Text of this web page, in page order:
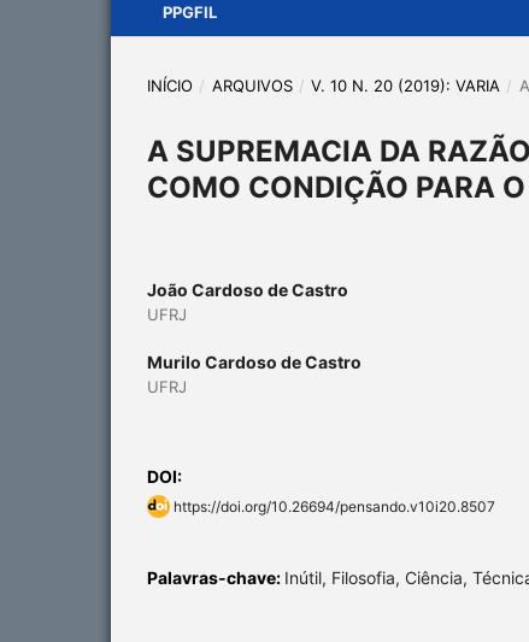
PPGFIL
INÍCIO / ARQUIVOS / V. 10 N. 20 (2019): VARIA /
A SUPREMACIA DA
COMO CONDIÇÃO PARA
João Cardoso de Castro
UFRJ
Murilo Cardoso de Castro
UFRJ
DOI:
https://doi.org/10.26694/pensando.v10i20.8507
Palavras-chave: Inútil, Filosofia, Ciência,